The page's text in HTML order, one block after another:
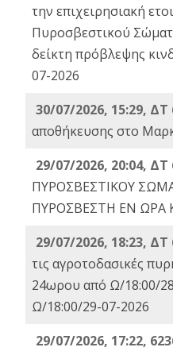
την επιχειρησιακή
Πυροσβεστικού
δείκτη πρόβλεψης
07-2026
30/07/2026, 15:29, ΔΤ
αποθήκευσης στο
29/07/2026, 20:04, ΔΤ
ΠΥΡΟΣΒΕΣΤΙΚΟΥ
ΠΥΡΟΣΒΕΣΤΗ ΕΝ
29/07/2026, 18:23, ΔΤ
τις αγροτοδασικές
24ωρου από Ω/18:00/
Ω/18:00/29-07-2026
29/07/2026, 17:22,